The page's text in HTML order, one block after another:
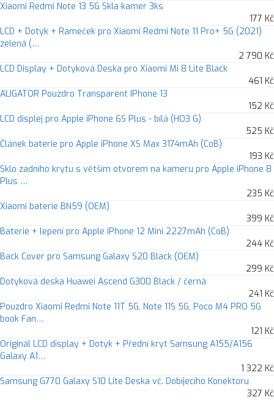
Xiaomi Redmi Note 13 5G Skla kamer 3ks
177 Kč
LCD + Dotyk + Rámeček pro Xiaomi Redmi Note 11 Pro+ 5G (2021)
zelená (…
2 790 Kč
LCD Display + Dotyková Deska pro Xiaomi Mi 8 Lite Black
461 Kč
ALIGATOR Pouzdro Transparent IPhone 13
152 Kč
LCD displej pro Apple iPhone 6S Plus - bílá (HO3 G)
525 Kč
Článek baterie pro Apple iPhone XS Max 3174mAh (CoB)
193 Kč
Sklo zadního krytu s větším otvorem na kameru pro Apple iPhone 8
Plus …
235 Kč
Xiaomi baterie BN59 (OEM)
399 Kč
Baterie + lepení pro Apple iPhone 12 Mini 2227mAh (CoB)
244 Kč
Back Cover pro Samsung Galaxy S20 Black (OEM)
299 Kč
Dotyková deska Huawei Ascend G300 Black / černá
241 Kč
Pouzdro Xiaomi Redmi Note 11T 5G, Note 11S 5G, Poco M4 PRO 5G
book Fan…
121 Kč
Originál LCD display + Dotyk + Přední kryt Samsung A155/A156
Galaxy A1…
1 322 Kč
Samsung G770 Galaxy S10 Lite Deska vč. Dobíjecího Konektoru
327 Kč